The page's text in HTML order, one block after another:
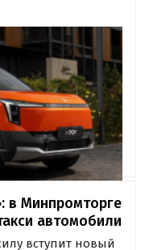
купить
в Минпромторге
автомобили
вступит новый